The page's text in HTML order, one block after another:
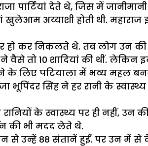
पार्टियां देते थे, जिस में
अय्याशी होती थी. महाराज
हो कर निकलते थे. तब लोग उन
वैसे तो 10 शादियां की थीं. लेकिन
के लिए पटियाला में भव्य महल
भूपिंदर सिंह ने हर रानी के
के स्वास्थ्य पर ही नहीं,
की भी मदद लेते थे.
से उन्हें 88 संतानें हुईं. पर उन में